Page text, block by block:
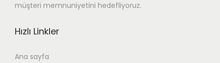
müşteri memnuniyetini hedefliyoruz.
Hızlı Linkler
Ana sayfa